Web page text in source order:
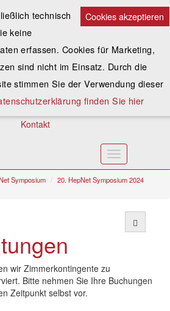
Spenden
Assoziieren
Anmelden
Kontakt
Toggle
navigation
Symposium
20. HepNet Symposium 2024
wir Zimmerkontingente zu
Bitte nehmen Sie Ihre Buchungen
Zeitpunkt selbst vor.
Cookies akzeptieren
technisch
keine
erfassen. Cookies für Marketing,
sind nicht im Einsatz. Durch die
stimmen Sie der Verwendung dieser
finden Sie hier